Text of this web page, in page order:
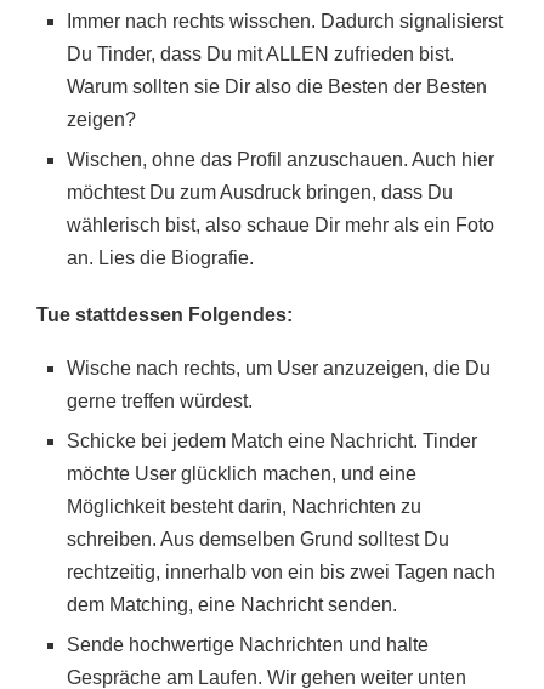
Immer nach rechts wisschen. Dadurch signalisierst
Du Tinder, dass Du mit ALLEN zufrieden bist.
Warum sollten sie Dir also die Besten der Besten
zeigen?
Wischen, ohne das Profil anzuschauen. Auch hier
möchtest Du zum Ausdruck bringen, dass Du
wählerisch bist, also schaue Dir mehr als ein Foto
an. Lies die Biografie.
Tue stattdessen Folgendes:
Wische nach rechts, um User anzuzeigen, die Du
gerne treffen würdest.
Schicke bei jedem Match eine Nachricht. Tinder
möchte User glücklich machen, und eine
Möglichkeit besteht darin, Nachrichten zu
schreiben. Aus demselben Grund solltest Du
rechtzeitig, innerhalb von ein bis zwei Tagen nach
dem Matching, eine Nachricht senden.
Sende hochwertige Nachrichten und halte
Gespräche am Laufen. Wir gehen weiter unten